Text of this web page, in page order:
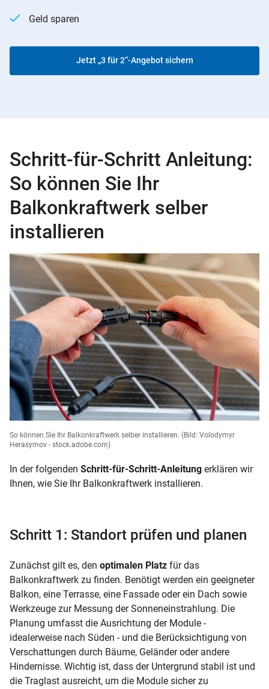
Geld sparen
Jetzt „3 für 2“-Angebot sichern
Schritt-für-Schritt Anleitung:
So können Sie Ihr
Balkonkraftwerk selber
installieren
So können Sie Ihr Balkonkraftwerk selber installieren. (Bild: Volodymyr
Herasymov - stock.adobe.com)
In der folgenden Schritt-für-Schritt-Anleitung erklären wir
Ihnen, wie Sie Ihr Balkonkraftwerk installieren.
Schritt 1: Standort prüfen und planen
Zunächst gilt es, den optimalen Platz für das
Balkonkraftwerk zu finden. Benötigt werden ein geeigneter
Balkon, eine Terrasse, eine Fassade oder ein Dach sowie
Werkzeuge zur Messung der Sonneneinstrahlung. Die
Planung umfasst die Ausrichtung der Module -
idealerweise nach Süden - und die Berücksichtigung von
Verschattungen durch Bäume, Geländer oder andere
Hindernisse. Wichtig ist, dass der Untergrund stabil ist und
die Traglast ausreicht, um die Module sicher zu